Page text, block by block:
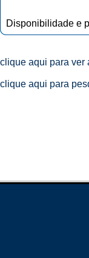
Disponibilidade e
clique aqui para ver
clique aqui para